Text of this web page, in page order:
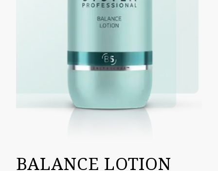
BALANCE LOTION